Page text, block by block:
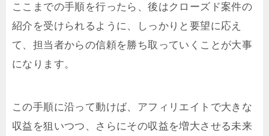
ここまでの手順を行ったら、後はクローズド案件の
紹介を受けられるように、しっかりと要望に応え
て、担当者からの信頼を勝ち取っていくことが大事
になります。
この手順に沿って動けば、アフィリエイトで大きな
収益を狙いつつ、さらにその収益を増大させる未来